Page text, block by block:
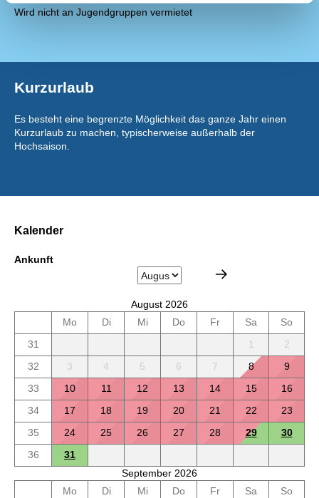
Wird nicht an Jugendgruppen vermietet
Kurzurlaub
Es besteht eine begrenzte Möglichkeit das ganze Jahr einen
Kurzurlaub zu machen, typischerweise außerhalb der
Hochsaison.
Kalender
Ankunft
August 2026
Mo
Di Mi Do Fr Sa
So
31
1
2
32
3 4 5 6 7 8
9
33
10 11 12 13 14 15
16
34
17 18 19 20 21 22
23
35
24 25 26 27 28 29
30
36
31
September 2026
Mo
Di Mi Do Fr Sa
So